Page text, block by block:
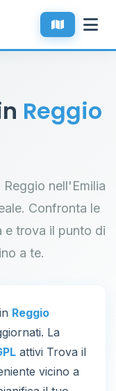
Reggio
nell'Emilia
Confronta le
e trova il punto di
a te.
Reggio
La
attivi Trova il
vicino a